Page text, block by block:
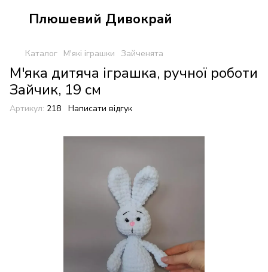
Плюшевий Дивокрай
Каталог М'які іграшки Зайченята
М'яка дитяча іграшка, ручної роботи
Зайчик, 19 см
Артикул: 218 Написати відгук